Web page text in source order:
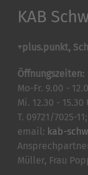
KAB
+plus.punkt,
Öffnungszeiten:
Mo-Fr. 9.00 -
Mi. 12.30 - 15.30
T. 09721/7025-
email: kab-
Müller, Frau